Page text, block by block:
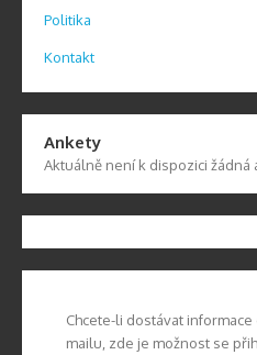
Politika
Kontakt
Ankety
Aktuálně není k dispozici žádná
Chcete-li dostávat informace
mailu, zde je možnost se